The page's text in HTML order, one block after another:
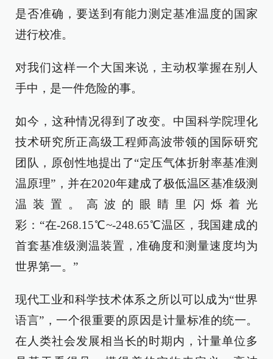
是否准确，要送到有能力测定基准温度的国家
进行校准。
对我们这样一个大国来说，主动权掌握在别人
手中，是一件危险的事。
如今，这种情况得到了改变。中国科学院理化
技术研究所正高级工程师高波带领的国际研究
团队，原创性地提出了“定压气体折射率基准测
温原理”，并在2020年建成了极低温区基准级测
温装置。高波的眼睛里闪烁着光
彩：“在-268.15℃~-248.65℃温区，我国建成的
首套基准级测温装置，准确度和测量速度均为
世界第一。”
现代工业和科学技术体系之所以可以成为“世界
语言”，一个很重要的原因是计量标准的统一。
在人类社会发展相当长的时期内，计量单位多